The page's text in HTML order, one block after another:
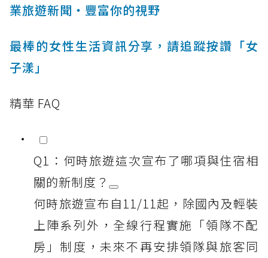
業旅遊新聞‧豐富你的視野
最棒的女性生活資訊分享，請追蹤按讚「女
子漾」
精華 FAQ
Q1：何時旅遊這次宣布了哪項與住宿相
關的新制度？
何時旅遊宣布自11/11起，除國內及輕裝
上陣系列外，全線行程實施「領隊不配
房」制度，未來不再安排領隊與旅客同